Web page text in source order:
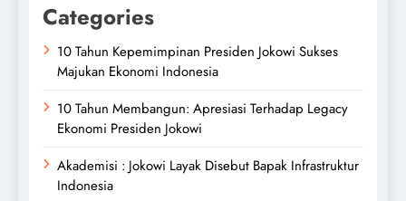
Categories
10 Tahun Kepemimpinan Presiden Jokowi Sukses
Majukan Ekonomi Indonesia
10 Tahun Membangun: Apresiasi Terhadap Legacy
Ekonomi Presiden Jokowi
Akademisi : Jokowi Layak Disebut Bapak Infrastruktur
Indonesia